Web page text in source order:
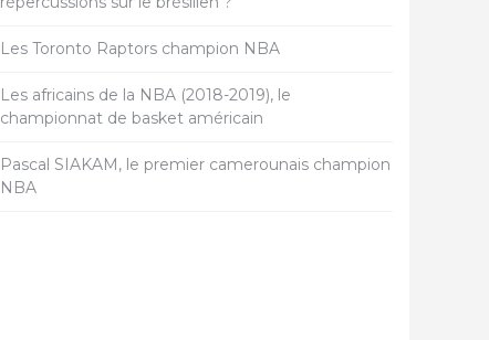
Les Toronto Raptors champion NBA
Les africains de la NBA (2018-2019), le
championnat de basket américain
Pascal SIAKAM, le premier camerounais champion
NBA